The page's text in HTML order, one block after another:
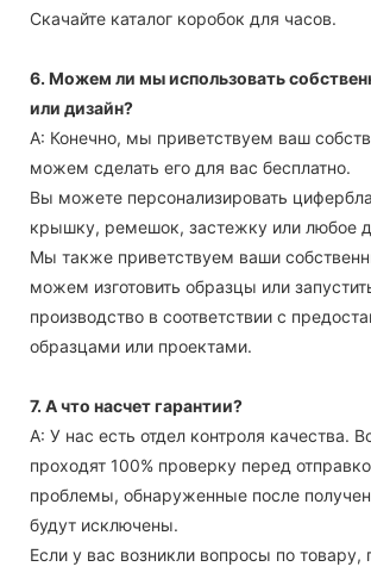
Скачайте каталог коробок для часов.
6. Можем ли мы использовать
или дизайн?
А: Конечно, мы приветствуем ваш
можем сделать его для вас бесплатно.
Вы можете персонализировать
крышку, ремешок, застежку или любое
Мы также приветствуем ваши
можем изготовить образцы или
производство в соответствии с
образцами или проектами.
7. А что насчет гарантии?
А: У нас есть отдел контроля качества.
проходят 100% проверку перед
проблемы, обнаруженные после
будут исключены.
Если у вас возникли вопросы по товару,